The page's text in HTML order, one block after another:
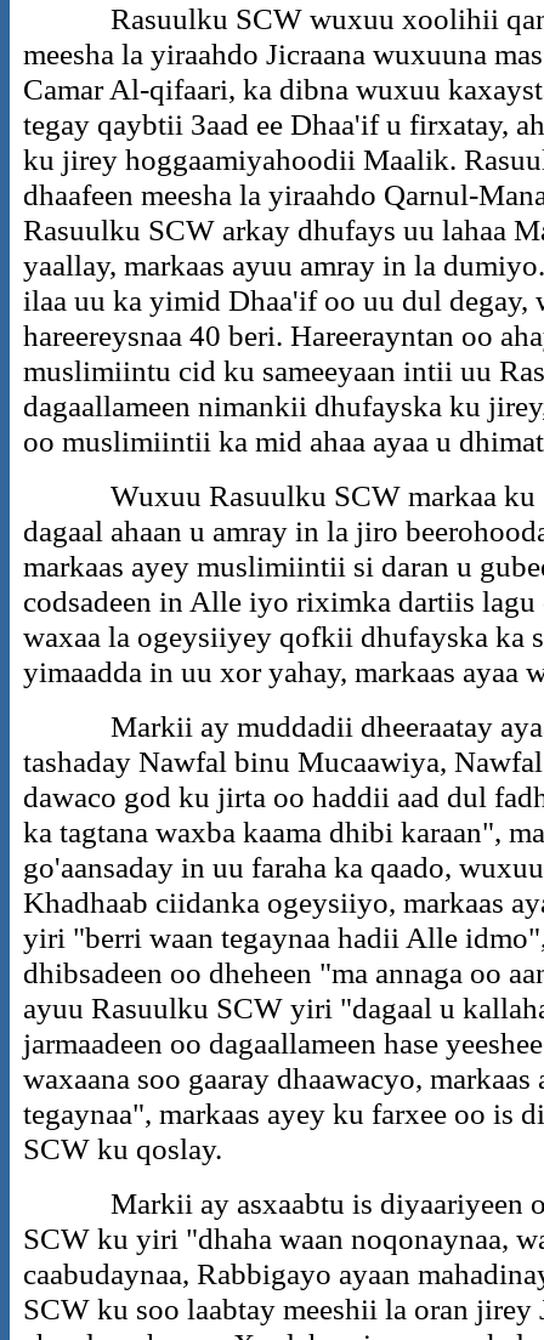
Rasuulku SCW wuxuu xoolihii
meesha la yiraahdo Jicraana wuxuuna
Camar Al-qifaari, ka dibna wuxuu
tegay qaybtii 3aad ee Dhaa'if u firxatay,
ku jirey hoggaamiyahoodii Maalik.
dhaafeen meesha la yiraahdo Qarnul-
Rasuulku SCW arkay dhufays uu lahaa
yaallay, markaas ayuu amray in la
ilaa uu ka yimid Dhaa'if oo uu dul degay,
hareereysnaa 40 beri. Hareerayntan oo
muslimiintu cid ku sameeyaan intii uu
dagaallameen nimankii dhufayska ku
oo muslimiintii ka mid ahaa ayaa u
Wuxuu Rasuulku SCW markaa ku
dagaal ahaan u amray in la jiro
markaas ayey muslimiintii si daran u
codsadeen in Alle iyo riximka dartiis lagu
waxaa la ogeysiiyey qofkii dhufayska ka
yimaadda in uu xor yahay, markaas ayaa
Markii ay muddadii dheeraatay
tashaday Nawfal binu Mucaawiya,
dawaco god ku jirta oo haddii aad dul
ka tagtana waxba kaama dhibi karaan",
go'aansaday in uu faraha ka qaado,
Khadhaab ciidanka ogeysiiyo, markaas
yiri "berri waan tegaynaa hadii Alle
dhibsadeen oo dheheen "ma annaga oo
ayuu Rasuulku SCW yiri "dagaal u
jarmaadeen oo dagaallameen hase
waxaana soo gaaray dhaawacyo,
tegaynaa", markaas ayey ku farxee oo is
SCW ku qoslay.
Markii ay asxaabtu is diyaariyeen oo
SCW ku yiri "dhaha waan noqonaynaa,
caabudaynaa, Rabbigayo ayaan
SCW ku soo laabtay meeshii la oran